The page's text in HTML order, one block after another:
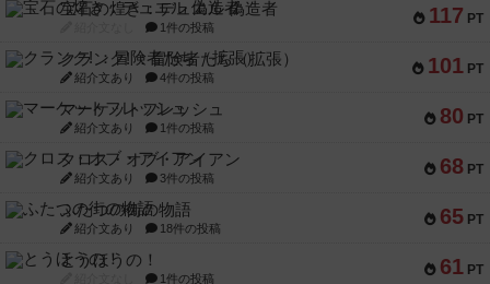
117 PT
宝石の煌き：デュエル 偽造者
1件の投稿
101 PT
クランク! ：冒険者たち（拡張）
紹介文あり 4件の投稿
80 PT
マーケットフレッシュ
紹介文あり 1件の投稿
68 PT
クロス・オブ・アイアン
紹介文あり 3件の投稿
65 PT
ふたつの街の物語
紹介文あり 18件の投稿
61 PT
とうほうの！
1件の投稿